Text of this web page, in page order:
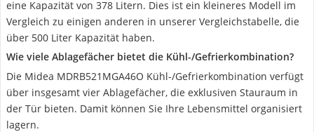
eine Kapazität von 378 Litern. Dies ist ein kleineres Modell im
Vergleich zu einigen anderen in unserer Vergleichstabelle, die
über 500 Liter Kapazität haben.
Wie viele Ablagefächer bietet die Kühl-/Gefrierkombination?
Die Midea MDRB521MGA46O Kühl-/Gefrierkombination verfügt
über insgesamt vier Ablagefächer, die exklusiven Stauraum in
der Tür bieten. Damit können Sie Ihre Lebensmittel organisiert
lagern.